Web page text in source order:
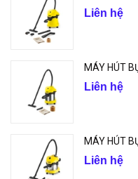
Liên hệ
MÁY HÚT
Liên hệ
MÁY HÚT
Liên hệ